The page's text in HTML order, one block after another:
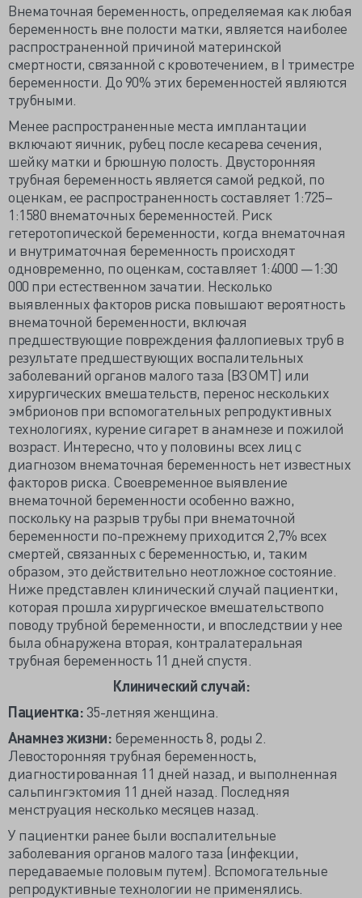
Внематочная беременность, определяемая как любая
беременность вне полости матки, является наиболее
распространенной причиной материнской
смертности, связанной с кровотечением, в I триместре
беременности. До 90% этих беременностей являются
трубными.
Менее распространенные места имплантации
включают яичник, рубец после кесарева сечения,
шейку матки и брюшную полость. Двусторонняя
трубная беременность является самой редкой, по
оценкам, ее распространенность составляет 1:725–
1:1580 внематочных беременностей. Риск
гетеротопической беременности, когда внематочная
и внутриматочная беременность происходят
одновременно, по оценкам, составляет 1:4000 —1:30
000 при естественном зачатии. Несколько
выявленных факторов риска повышают вероятность
внематочной беременности, включая
предшествующие повреждения фаллопиевых труб в
результате предшествующих воспалительных
заболеваний органов малого таза (ВЗОМТ) или
хирургических вмешательств, перенос нескольких
эмбрионов при вспомогательных репродуктивных
технологиях, курение сигарет в анамнезе и пожилой
возраст. Интересно, что у половины всех лиц с
диагнозом внематочная беременность нет известных
факторов риска. Своевременное выявление
внематочной беременности особенно важно,
поскольку на разрыв трубы при внематочной
беременности по-прежнему приходится 2,7% всех
смертей, связанных с беременностью, и, таким
образом, это действительно неотложное состояние.
Ниже представлен клинический случай пациентки,
которая прошла хирургическое вмешательствопо
поводу трубной беременности, и впоследствии у нее
была обнаружена вторая, контралатеральная
трубная беременность 11 дней спустя.
Клинический случай:
Пациентка: 35-летняя женщина.
Анамнез жизни: беременность 8, роды 2.
Левосторонняя трубная беременность,
диагностированная 11 дней назад, и выполненная
сальпингэктомия 11 дней назад. Последняя
менструация несколько месяцев назад.
У пациентки ранее были воспалительные
заболевания органов малого таза (инфекции,
передаваемые половым путем). Вспомогательные
репродуктивные технологии не применялись.